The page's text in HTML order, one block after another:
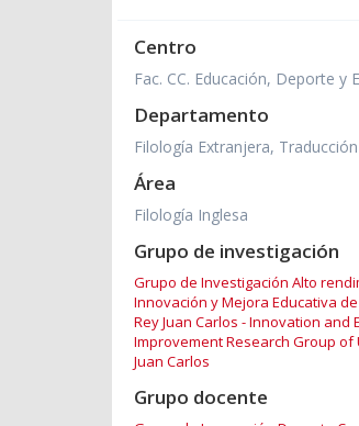
Centro
Fac. CC. Educación, Deporte y
Departamento
Filología Extranjera,
Área
Filología Inglesa
Grupo de investigación
Grupo de Investigación Alto
Innovación y Mejora Educativa
Rey Juan Carlos - Innovation and
Improvement Research Group of
Juan Carlos
Grupo docente